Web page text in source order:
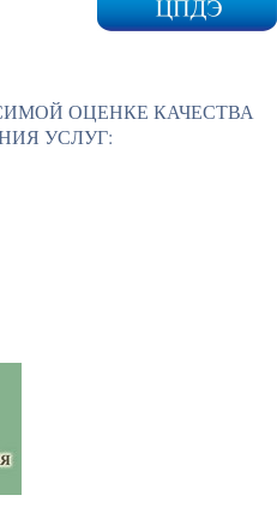
ОЦЕНКЕ КАЧЕСТВА
УСЛУГ: